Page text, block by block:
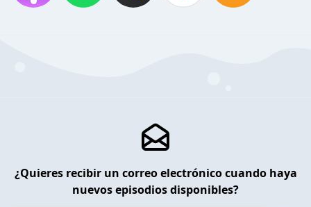
¿Quieres recibir un correo electrónico cuando haya
nuevos episodios disponibles?